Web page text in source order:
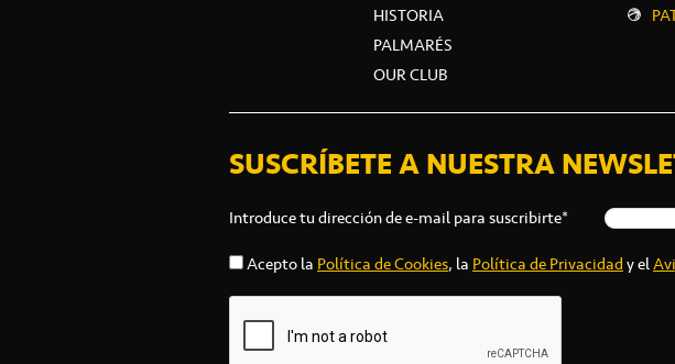
HISTORIA
PALMARÉS
OUR CLUB
SUSCRÍBETE A NUESTRA
Introduce tu dirección de e-mail para suscribirte*
Acepto la Política de Cookies, la Política de Privacidady el